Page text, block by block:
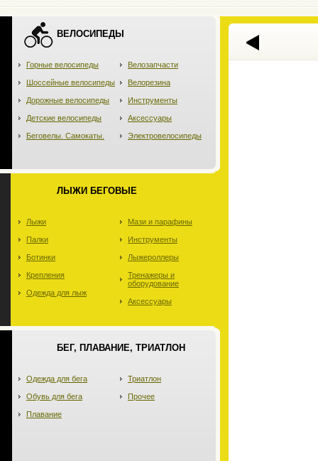
ВЕЛОСИПЕДЫ
Горные велосипеды
Шоссейные велосипеды
Дорожные велосипеды
Детские велосипеды
Беговелы. Самокаты.
Велозапчасти
Велорезина
Инструменты
Аксессуары
Электровелосипеды
ЛЫЖИ БЕГОВЫЕ
Лыжи
Палки
Ботинки
Крепления
Одежда для лыж
Мази и парафины
Инструменты
Лыжероллеры
Тренажеры и
оборудование
Аксессуары
БЕГ, ПЛАВАНИЕ, ТРИАТЛОН
Одежда для бега
Обувь для бега
Плавание
Триатлон
Прочее